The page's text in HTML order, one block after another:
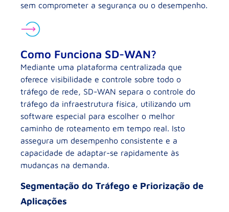
sem comprometer a segurança ou o desempenho.
Como Funciona SD-WAN?
Mediante uma plataforma centralizada que
oferece visibilidade e controle sobre todo o
tráfego de rede, SD-WAN separa o controle do
tráfego da infraestrutura física, utilizando um
software especial para escolher o melhor
caminho de roteamento em tempo real. Isto
assegura um desempenho consistente e a
capacidade de adaptar-se rapidamente às
mudanças na demanda.
Segmentação do Tráfego e Priorização de
Aplicações